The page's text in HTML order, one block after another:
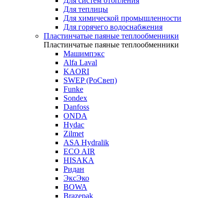
Для теплицы
Для химической промышленности
Для горячего водоснабжения
Пластинчатые паяные теплообменники
Пластинчатые паяные теплообменники
Машимпэкс
Alfa Laval
KAORI
SWEP (РоСвеп)
Funke
Sondex
Danfoss
ONDA
Hydac
Zilmet
ASA Hydralik
ECO AIR
HISAKA
Ридан
ЭксЭко
BOWA
Brazepak